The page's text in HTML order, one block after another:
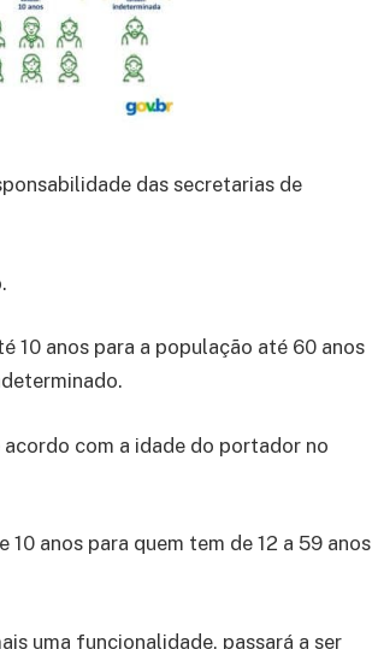
das secretarias de
10 anos para a população até 60 anos
com a idade do portador no
anos para quem tem de 12 a 59 anos
uma funcionalidade, passará a ser